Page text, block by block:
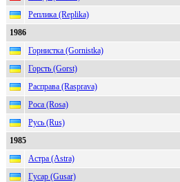
Реплика (Replika)
1986
Горнистка (Gornistka)
Горсть (Gorst)
Расправа (Rasprava)
Роса (Rosa)
Русь (Rus)
1985
Астра (Astra)
Гусар (Gusar)